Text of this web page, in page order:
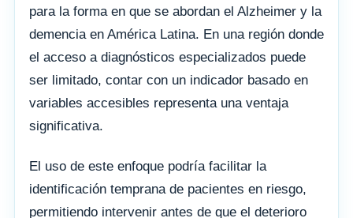
para la forma en que se abordan el Alzheimer y la
demencia en América Latina. En una región donde
el acceso a diagnósticos especializados puede
ser limitado, contar con un indicador basado en
variables accesibles representa una ventaja
significativa.
El uso de este enfoque podría facilitar la
identificación temprana de pacientes en riesgo,
permitiendo intervenir antes de que el deterioro